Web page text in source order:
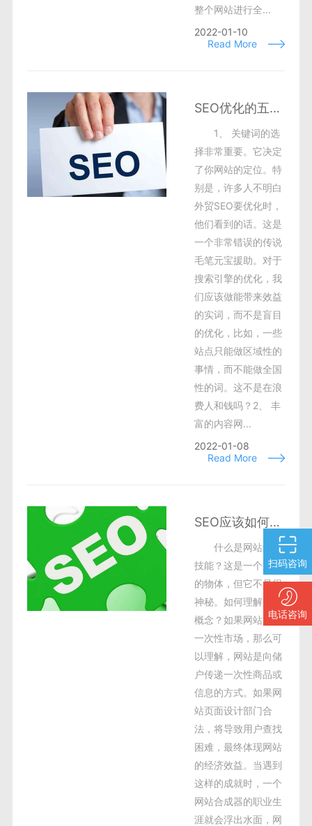
整个网站进行全...
2022-01-10
Read More
SEO优化的五个基本常识
1、 关键词的选
择非常重要。它决定
了你网站的定位。特
别是，许多人不明白
外贸SEO要优化时，
他们看到的话。这是
一个非常错误的传说
毛笔元宝援助。对于
搜索引擎的优化，我
们应该做能带来效益
的实词，而不是盲目
的优化，比如，一些
站点只能做区域性的
事情，而不能做全国
性的词。这不是在浪
费人和钱吗？2、 丰
富的内容网...
2022-01-08
Read More
SEO应该如何分析网站？
什么是网站综合
技能？这是一个重生
的物体，但它不是很
神秘。如何理解某个
概念？如果网站就像
一次性市场，那么可
以理解，网站是向储
户传递一次性商品或
信息的方式。如果网
站页面设计部门合
法，将导致用户查找
困难，最终体现网站
的经济效益。当遇到
这样的成就时，一个
网站合成器的职业生
涯就会浮出水面，网
扫码咨询
电话咨询